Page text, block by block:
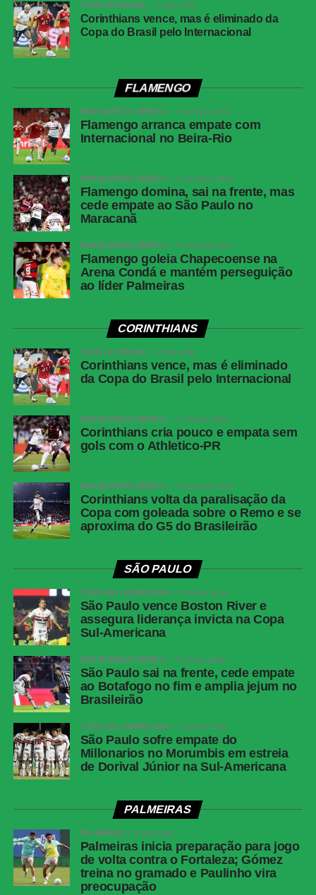
Fernando, Max Alves e Giovanni Augusto;
Marcinho e Rubens. Técnico: Rafael
WhatsApp
Facebook
Twitter
Messenger
LinkedIn
Share
COPA DO BRASIL 2 dias atrás
Corinthians vence, mas é eliminado da
Copa do Brasil pelo Internacional
FLAMENGO
BRASILEIRÃO SÉRIE A 1 semana atrás
Flamengo arranca empate com
Internacional no Beira-Rio
BRASILEIRÃO SÉRIE A 2 semanas atrás
Flamengo domina, sai na frente, mas
cede empate ao São Paulo no
Maracanã
BRASILEIRÃO SÉRIE A 2 semanas atrás
Flamengo goleia Chapecoense na
Arena Condá e mantém perseguição
ao líder Palmeiras
CORINTHIANS
COPA DO BRASIL 2 dias atrás
Corinthians vence, mas é eliminado
da Copa do Brasil pelo Internacional
BRASILEIRÃO SÉRIE A 1 semana atrás
Corinthians cria pouco e empata sem
gols com o Athletico-PR
BRASILEIRÃO SÉRIE A 2 semanas atrás
Corinthians volta da paralisação da
Copa com goleada sobre o Remo e se
aproxima do G5 do Brasileirão
SÃO PAULO
COPA SUL-AMERICANA 2 meses atrás
São Paulo vence Boston River e
assegura liderança invicta na Copa
Sul-Americana
BRASILEIRÃO SÉRIE A 3 meses atrás
São Paulo sai na frente, cede empate
ao Botafogo no fim e amplia jejum no
Brasileirão
COPA SUL-AMERICANA 3 meses atrás
São Paulo sofre empate do
Millonarios no Morumbis em estreia
de Dorival Júnior na Sul-Americana
PALMEIRAS
PALMEIRAS 5 dias atrás
Palmeiras inicia preparação para jogo
de volta contra o Fortaleza; Gómez
treina no gramado e Paulinho vira
preocupação